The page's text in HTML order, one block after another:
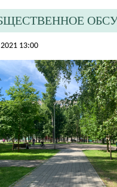
13:00